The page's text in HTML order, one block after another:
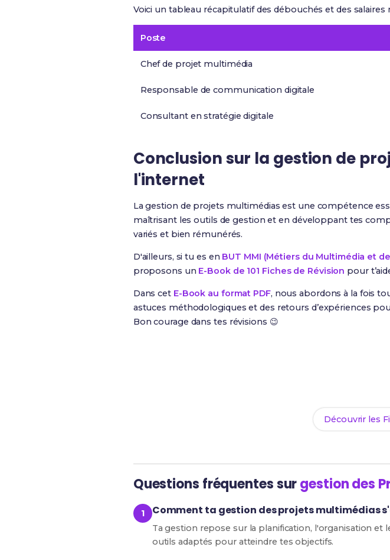
Voici un tableau récapitulatif des débouchés et des salaires
Poste
Chef de projet multimédia
Responsable de communication digitale
Consultant en stratégie digitale
Conclusion sur la gestion de
l'internet
La gestion de projets multimédias est une compétence
maîtrisant les outils de gestion et en développant tes
variés et bien rémunérés.
D'ailleurs, si tu es en BUT MMI (Métiers du Multimédia et
proposons un E-Book de 101 Fiches de Révision pour
Dans cet E-Book au format PDF, nous abordons à la fois
astuces méthodologiques et des retours d’expériences
Bon courage dans tes révisions 😉
Découvrir les
Questions fréquentes surgestion des
Comment ta gestion des projets multimédias
Ta gestion repose sur la planification, l'organisation et
outils adaptés pour atteindre tes objectifs.